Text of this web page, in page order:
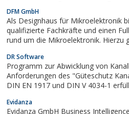
Verwaltungen, Industrie und international agierenden
Großunternehmen aus allen
DFM GmbH
Als Designhaus für Mikroelektronik
qualifizierte Fachkräfte und einen
rund um die Mikroelektronik. Hierzu
Signalverarbeitung, kundenspezifische Chip-Designs mit
modernsten FPGAs sowie...
DR Software
Programm zur Abwicklung von
Anforderungen des "Güteschutz Kanalbau e.
DIN EN 1917 und DIN V 4034-1
Abrechnung von Kanalbaustelle
Evidanza
Evidanza GmbH Business